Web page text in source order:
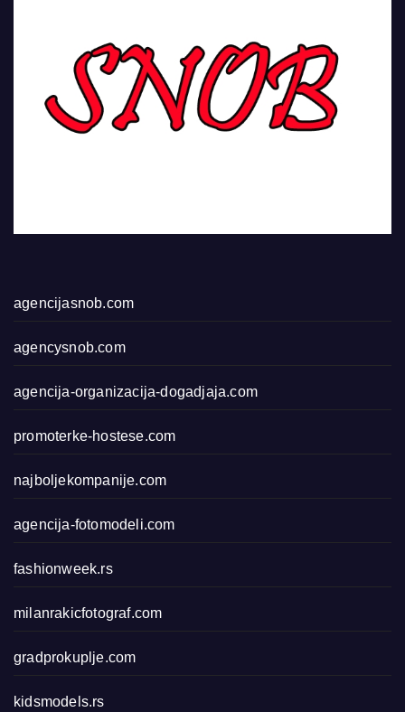
agencijasnob.com
agencysnob.com
agencija-organizacija-dogadjaja.com
promoterke-hostese.com
najboljekompanije.com
agencija-fotomodeli.com
fashionweek.rs
milanrakicfotograf.com
gradprokuplje.com
kidsmodels.rs